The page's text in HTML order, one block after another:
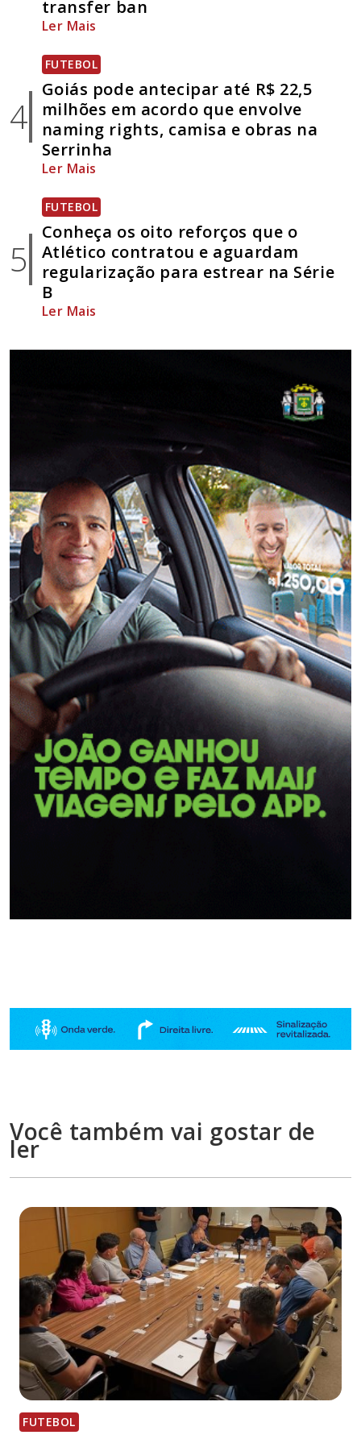
transfer ban
Ler Mais
4
FUTEBOL
Goiás pode antecipar até R$ 22,5
milhões em acordo que envolve
naming rights, camisa e obras na
Serrinha
Ler Mais
5
FUTEBOL
Conheça os oito reforços que o
Atlético contratou e aguardam
regularização para estrear na Série
B
Ler Mais
Você também vai gostar de
ler
FUTEBOL